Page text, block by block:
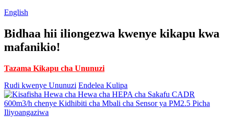
English
Bidhaa hii iliongezwa kwenye kikapu kwa
mafanikio!
Tazama Kikapu cha Ununuzi
Rudi kwenye Ununuzi Endelea Kulipa